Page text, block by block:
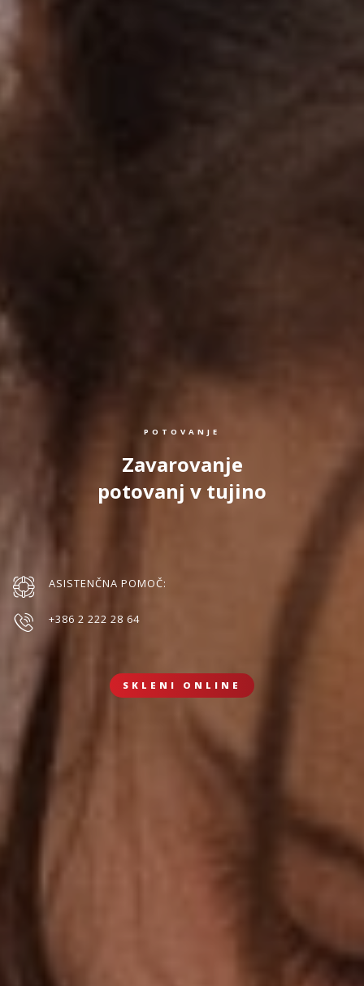
POTOVANJE
Zavarovanje
potovanj v tujino
ASISTENČNA POMOČ:
+386 2 222 28 64
SKLENI ONLINE